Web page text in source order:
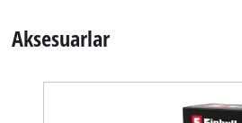
Aksesuarlar